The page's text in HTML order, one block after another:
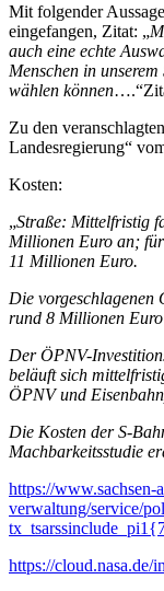
Mit folgender
eingefangen, Zitat: „
auch eine echte
Menschen in
wählen können
Zu den
Landesregierung“
Kosten:
„Straße: Mittelfristig
Millionen Euro an;
11 Millionen Euro.
Die
rund 8 Millionen
Der ÖPNV-
beläuft sich
ÖPNV und
Die Kosten der S-
Machbarkeitsstudie
https://
verwaltung/service/
https://